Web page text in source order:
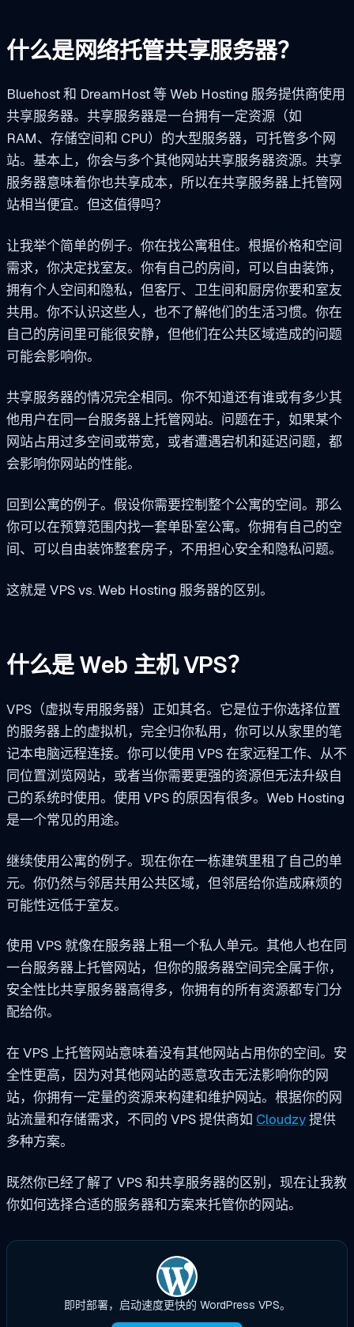
什么是网络托管共享服务器？
Bluehost 和 DreamHost 等 Web Hosting 服务提供商使用
共享服务器。共享服务器是一台拥有一定资源（如
RAM、存储空间和 CPU）的大型服务器，可托管多个网
站。基本上，你会与多个其他网站共享服务器资源。共享
服务器意味着你也共享成本，所以在共享服务器上托管网
站相当便宜。但这值得吗？
让我举个简单的例子。你在找公寓租住。根据价格和空间
需求，你决定找室友。你有自己的房间，可以自由装饰，
拥有个人空间和隐私，但客厅、卫生间和厨房你要和室友
共用。你不认识这些人，也不了解他们的生活习惯。你在
自己的房间里可能很安静，但他们在公共区域造成的问题
可能会影响你。
共享服务器的情况完全相同。你不知道还有谁或有多少其
他用户在同一台服务器上托管网站。问题在于，如果某个
网站占用过多空间或带宽，或者遭遇宕机和延迟问题，都
会影响你网站的性能。
回到公寓的例子。假设你需要控制整个公寓的空间。那么
你可以在预算范围内找一套单卧室公寓。你拥有自己的空
间、可以自由装饰整套房子，不用担心安全和隐私问题。
这就是 VPS vs. Web Hosting 服务器的区别。
什么是 Web 主机 VPS？
VPS（虚拟专用服务器）正如其名。它是位于你选择位置
的服务器上的虚拟机，完全归你私用，你可以从家里的笔
记本电脑远程连接。你可以使用 VPS 在家远程工作、从不
同位置浏览网站，或者当你需要更强的资源但无法升级自
己的系统时使用。使用 VPS 的原因有很多。Web Hosting
是一个常见的用途。
继续使用公寓的例子。现在你在一栋建筑里租了自己的单
元。你仍然与邻居共用公共区域，但邻居给你造成麻烦的
可能性远低于室友。
使用 VPS 就像在服务器上租一个私人单元。其他人也在同
一台服务器上托管网站，但你的服务器空间完全属于你，
安全性比共享服务器高得多，你拥有的所有资源都专门分
配给你。
在 VPS 上托管网站意味着没有其他网站占用你的空间。安
全性更高，因为对其他网站的恶意攻击无法影响你的网
站，你拥有一定量的资源来构建和维护网站。根据你的网
站流量和存储需求，不同的 VPS 提供商如 Cloudzy提供
多种方案。
既然你已经了解了 VPS 和共享服务器的区别，现在让我教
你如何选择合适的服务器和方案来托管你的网站。
即时部署，启动速度更快的 WordPress VPS。